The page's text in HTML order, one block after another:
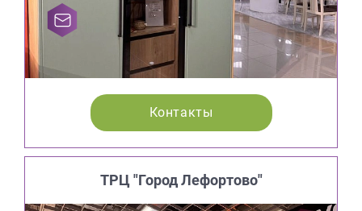
Контакты
ТРЦ "Город Лефортово"